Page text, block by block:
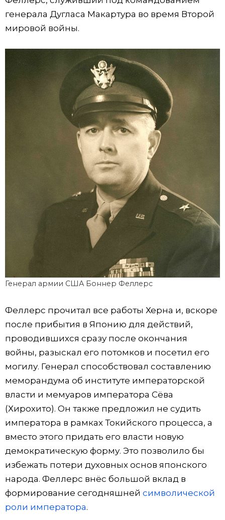
генерала Дугласа Макартура во время Второй
мировой войны.
Генерал армии США Боннер Феллерс
Феллерс прочитал все работы Херна и, вскоре
после прибытия в Японию для действий,
проводившихся сразу после окончания
войны, разыскал его потомков и посетил его
могилу. Генерал способствовал составлению
меморандума об институте императорской
власти и мемуаров императора Сёва
(Хирохито). Он также предложил не судить
императора в рамках Токийского процесса, а
вместо этого придать его власти новую
демократическую форму. Это позволило бы
избежать потери духовных основ японского
народа. Феллерс внёс большой вклад в
формирование сегодняшней символической
роли императора.